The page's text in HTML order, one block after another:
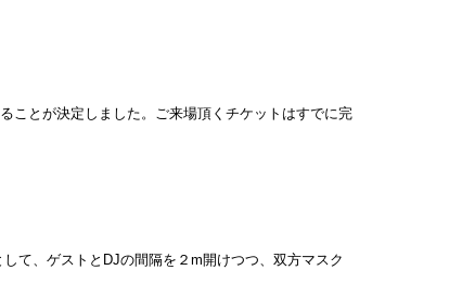
ことが決定しました。ご来場頂くチケットはすでに完
て、ゲストとDJの間隔を２m開けつつ、双方マスク